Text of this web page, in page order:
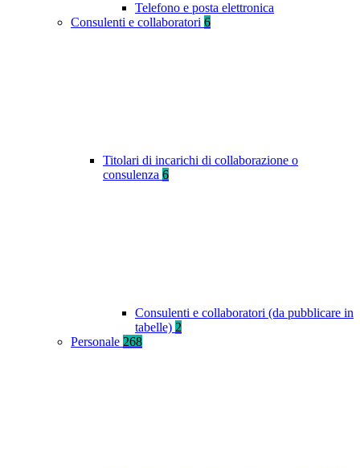
Telefono e posta elettronica
Consulenti e collaboratori 6
Titolari di incarichi di collaborazione o
consulenza 6
Consulenti e collaboratori (da pubblicare in
tabelle) 2
Personale 268